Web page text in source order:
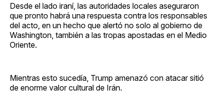
Desde el lado iraní, las autoridades locales aseguraron
que pronto habrá una respuesta contra los responsables
del acto, en un hecho que alertó no solo al gobierno de
Washington, también a las tropas apostadas en el Medio
Oriente.
Mientras esto sucedía, Trump amenazó con atacar sitió
de enorme valor cultural de Irán.